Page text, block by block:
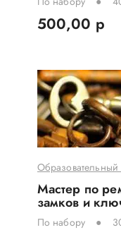
500,00 р
Мастер по
замков и
По набору